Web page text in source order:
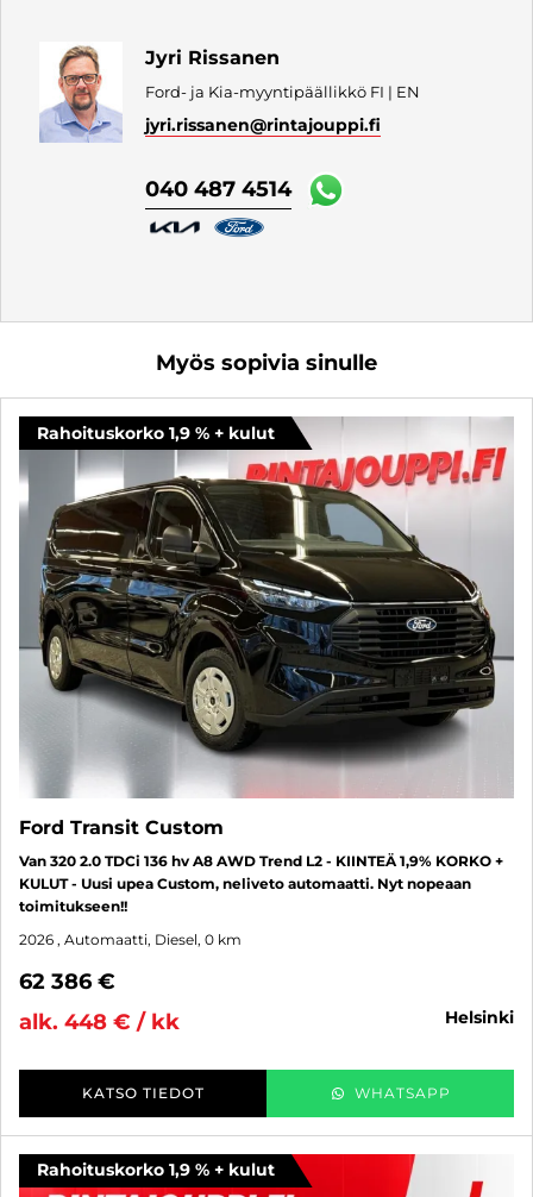
Jyri Rissanen
Ford- ja Kia-myyntipäällikkö FI | EN
jyri.rissanen@rintajouppi.fi
040 487 4514
Myös sopivia sinulle
Rahoituskorko 1,9 % + kulut
Ford Transit Custom
Van 320 2.0 TDCi 136 hv A8 AWD Trend L2 - KIINTEÄ 1,9% KORKO +
KULUT - Uusi upea Custom, neliveto automaatti. Nyt nopeaan
toimitukseen!!
2026 , Automaatti, Diesel, 0 km
62 386 €
alk. 448 € / kk
helsinki
KATSO TIEDOT WHATSAPP
Rahoituskorko 1,9 % + kulut